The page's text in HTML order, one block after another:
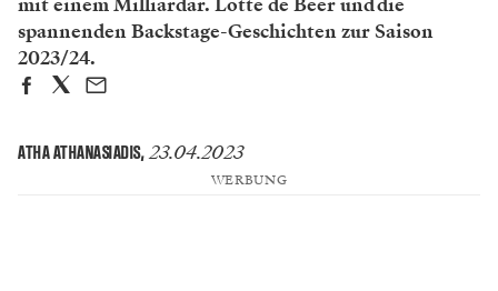
spannenden Backstage-Geschichten zur Saison
2023/24.
ATHA ATHANASIADIS, 23.04.2023
WERBUNG